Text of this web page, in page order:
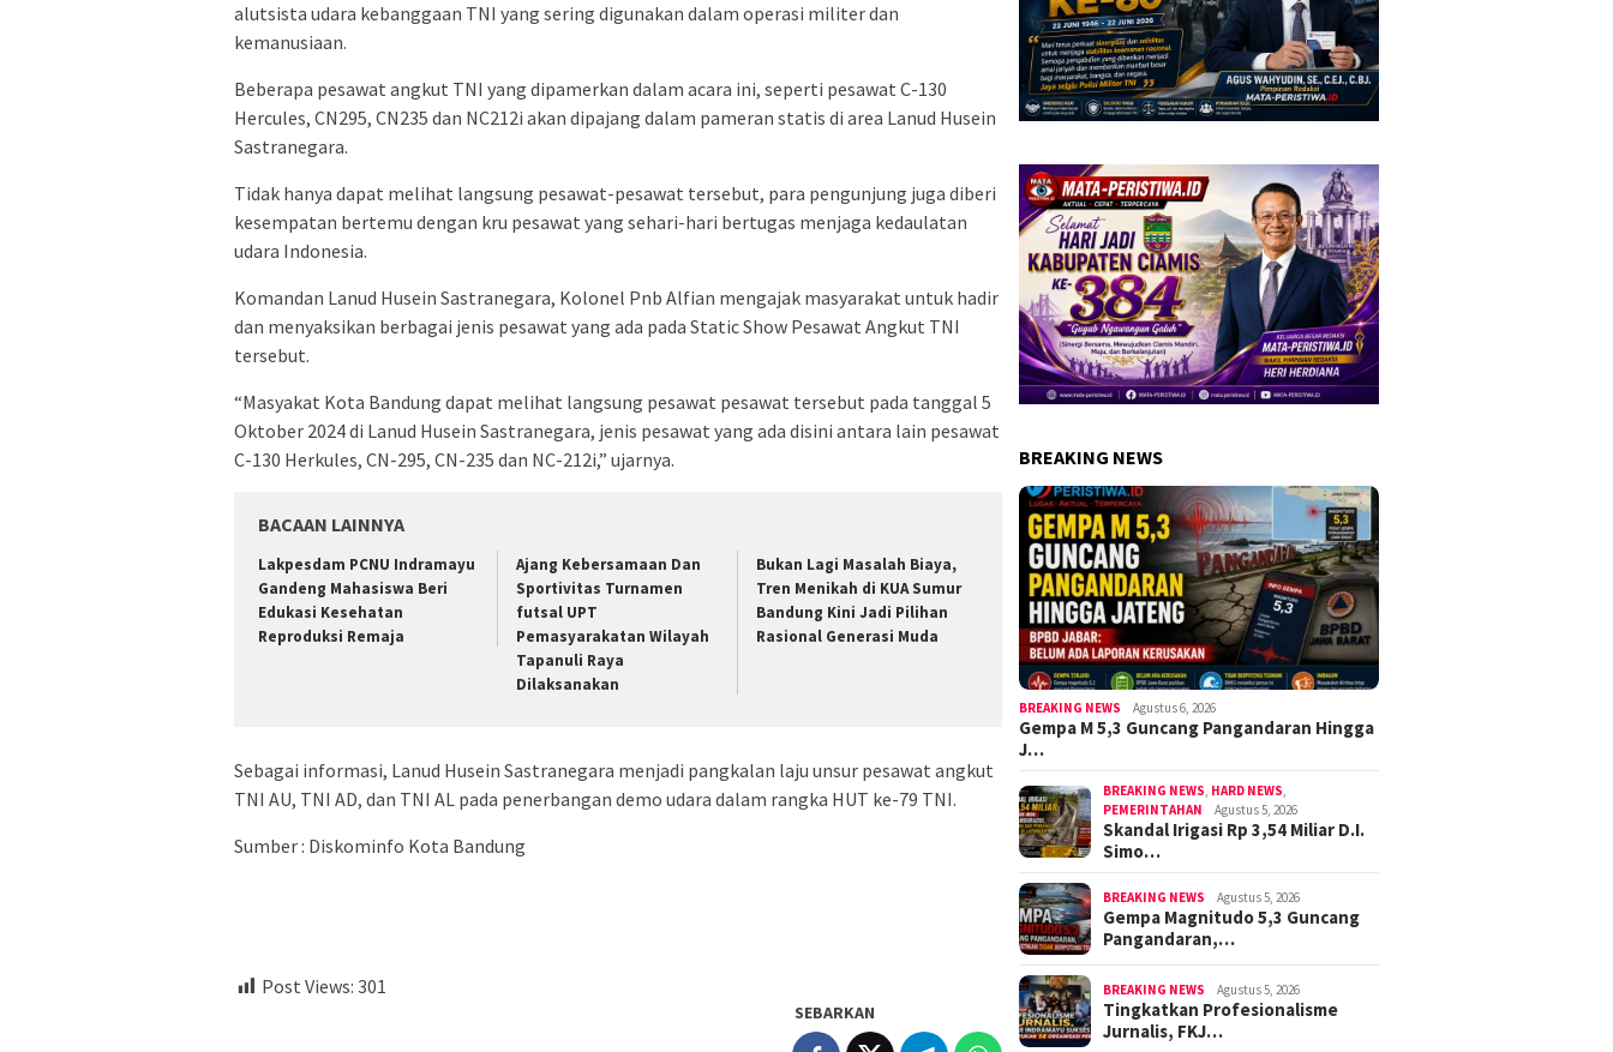
alutsista udara kebanggaan TNI yang sering digunakan dalam operasi militer dan
kemanusiaan.
Beberapa pesawat angkut TNI yang dipamerkan dalam acara ini, seperti pesawat C-130
Hercules, CN295, CN235 dan NC212i akan dipajang dalam pameran statis di area Lanud Husein
Sastranegara.
Tidak hanya dapat melihat langsung pesawat-pesawat tersebut, para pengunjung juga diberi
kesempatan bertemu dengan kru pesawat yang sehari-hari bertugas menjaga kedaulatan
udara Indonesia.
Komandan Lanud Husein Sastranegara, Kolonel Pnb Alfian mengajak masyarakat untuk hadir
dan menyaksikan berbagai jenis pesawat yang ada pada Static Show Pesawat Angkut TNI
tersebut.
“Masyakat Kota Bandung dapat melihat langsung pesawat pesawat tersebut pada tanggal 5
Oktober 2024 di Lanud Husein Sastranegara, jenis pesawat yang ada disini antara lain pesawat
C-130 Herkules, CN-295, CN-235 dan NC-212i,” ujarnya.
BACAAN LAINNYA
Lakpesdam PCNU Indramayu
Gandeng Mahasiswa Beri
Edukasi Kesehatan
Reproduksi Remaja
Ajang Kebersamaan Dan
Sportivitas Turnamen
futsal UPT
Pemasyarakatan Wilayah
Tapanuli Raya
Dilaksanakan
Bukan Lagi Masalah Biaya,
Tren Menikah di KUA Sumur
Bandung Kini Jadi Pilihan
Rasional Generasi Muda
Sebagai informasi, Lanud Husein Sastranegara menjadi pangkalan laju unsur pesawat angkut
TNI AU, TNI AD, dan TNI AL pada penerbangan demo udara dalam rangka HUT ke-79 TNI.
Sumber : Diskominfo Kota Bandung
Post Views: 301
SEBARKAN
BREAKING NEWS
BREAKING NEWS Agustus 6, 2026
Gempa M 5,3 Guncang Pangandaran Hingga
J…
BREAKING NEWS HARD NEWS
PEMERINTAHAN
Agustus 5, 2026
Skandal Irigasi Rp 3,54 Miliar D.I.
Simo…
BREAKING NEWS Agustus 5, 2026
Gempa Magnitudo 5,3 Guncang
Pangandaran,…
BREAKING NEWS Agustus 5, 2026
Tingkatkan Profesionalisme
Jurnalis, FKJ…